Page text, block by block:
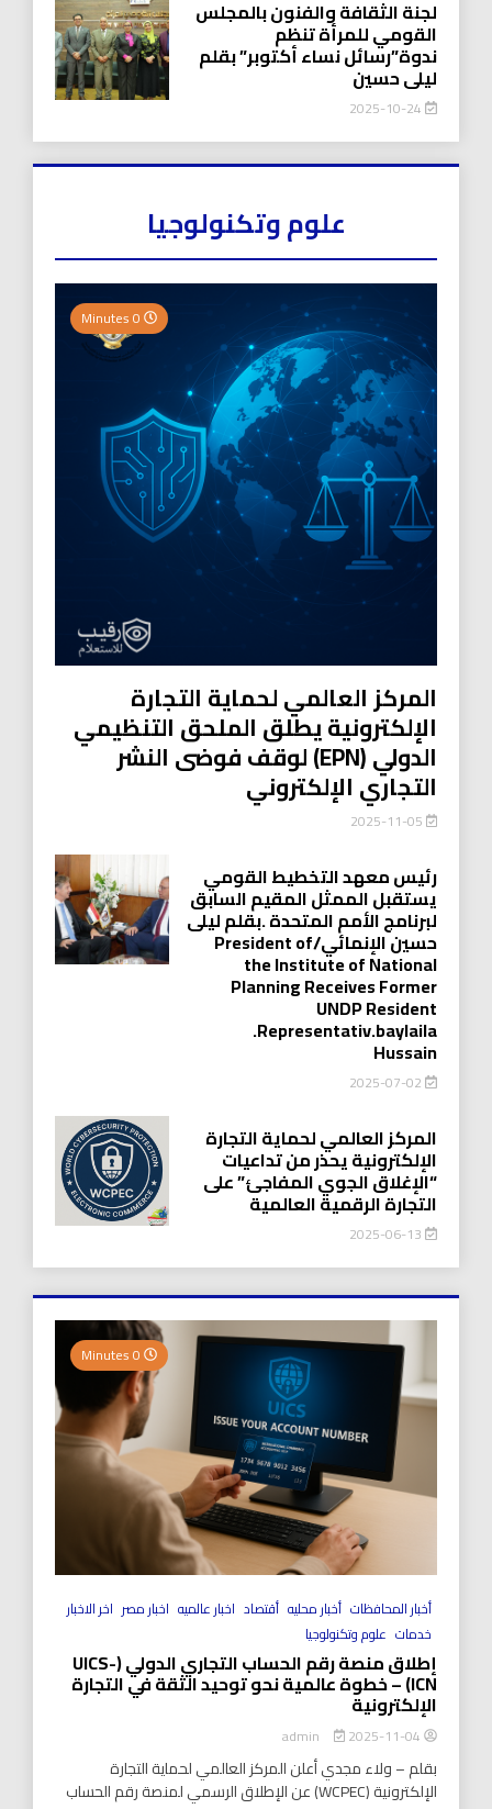
لجنة الثقافة والفنون بالمجلس
القومي للمرأة تنظم
ندوة”رسائل نساء أكتوبر” بقلم
ليلى حسين
2025-10-24
علوم وتكنولوجيا
المركز العالمي لحماية التجارة
الإلكترونية يطلق الملحق التنظيمي
الدولي (EPN) لوقف فوضى النشر
التجاري الإلكتروني
رئيس معهد التخطيط القومي
يستقبل الممثل المقيم السابق
لبرنامج الأمم المتحدة .بقلم ليلى
حسين الإنمائي/President of
the Institute of National
Planning Receives Former
UNDP Resident
.Representativ.baylaila
Hussain
2025-07-02
المركز العالمي لحماية التجارة
الإلكترونية يحذر من تداعيات
“الإغلاق الجوي المفاجئ” على
التجارة الرقمية العالمية
2025-06-13
أخبار المحافظات أخبار محليه أقتصاد اخبار عالميه اخبار مصر اخر الاخبار
خدمات علوم وتكنولوجيا
إطلاق منصة رقم الحساب التجاري الدولي (UICS-
ICN) – خطوة عالمية نحو توحيد الثقة في التجارة
الإلكترونية
2025-11-04
بقلم – ولاء مجدي أعلن المركز العالمي لحماية التجارة
الإلكترونية (WCPEC) عن الإطلاق الرسمي لمنصة رقم الحساب